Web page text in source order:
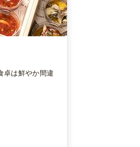
卓は鮮やか間違